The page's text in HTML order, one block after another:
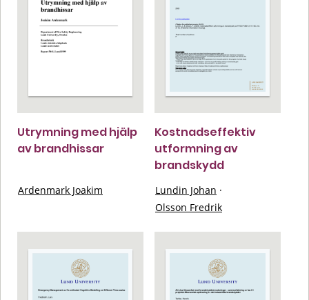
Utrymning med hjälp
av brandhissar
Ardenmark Joakim
Kostnadseffektiv
utformning av
brandskydd
Lundin Johan ·
Olsson Fredrik